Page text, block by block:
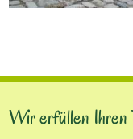
Wir erfüllen Ihren